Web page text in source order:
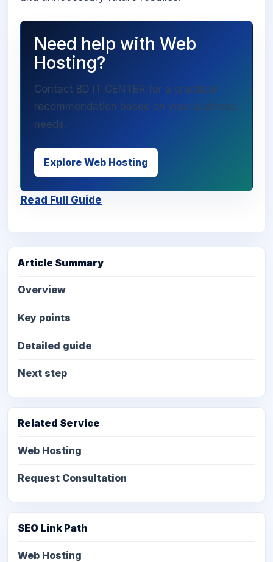
Need help with Web
Hosting?
Contact BD IT CENTER for a practical
recommendation based on your business
needs.
Explore Web Hosting
Read Full Guide
Article Summary
Overview
Key points
Detailed guide
Next step
Related Service
Web Hosting
Request Consultation
SEO Link Path
Web Hosting